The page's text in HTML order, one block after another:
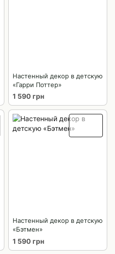
Настенный декор в детскую
«Гарри Поттер»
1 590 грн
Настенный декор в детскую
«Бэтмен»
1 590 грн